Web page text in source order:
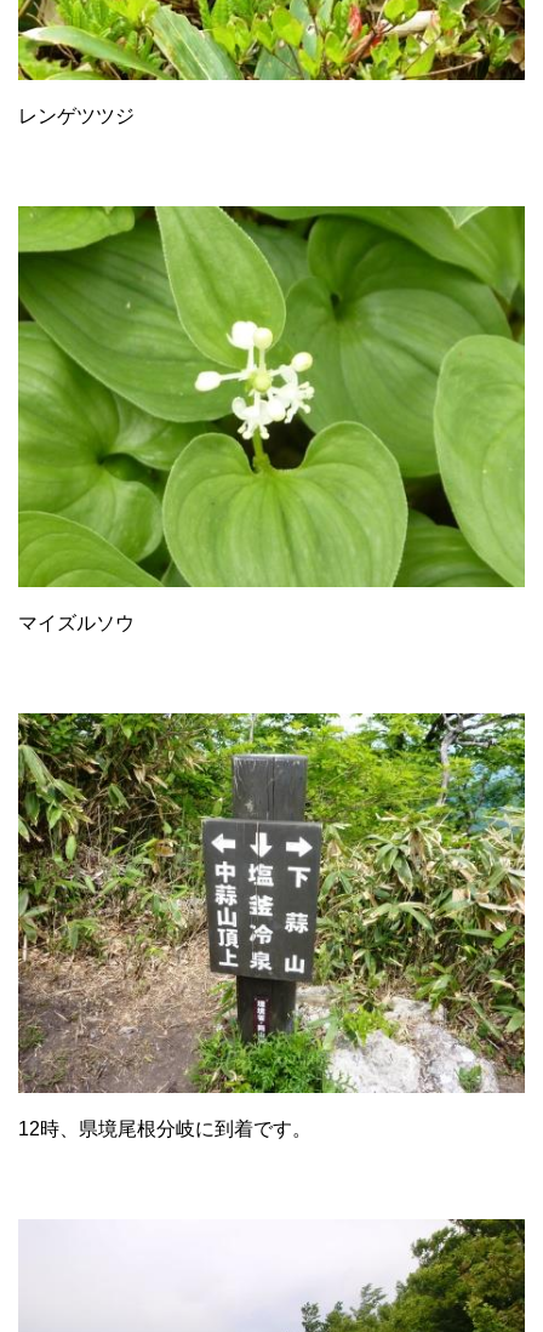
レンゲツツジ
マイズルソウ
12時、県境尾根分岐に到着です。